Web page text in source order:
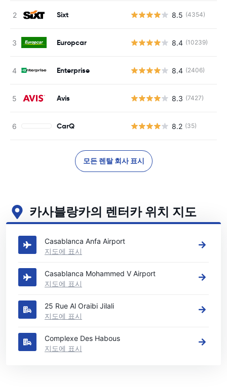
Sixt 8.5 (4354)
Europcar 8.4 (10239)
Enterprise 8.4 (2406)
Avis 8.3 (7427)
CarQ 8.2 (35)
모든 렌탈 회사 표시
카사블랑카의 렌터카 위치 지도
카사블랑카의 주요 렌터카 영업소 보기
Casablanca Anfa Airport
지도에 표시
Casablanca Mohammed V Airport
지도에 표시
25 Rue Al Oraibi Jilali
지도에 표시
Complexe Des Habous
지도에 표시